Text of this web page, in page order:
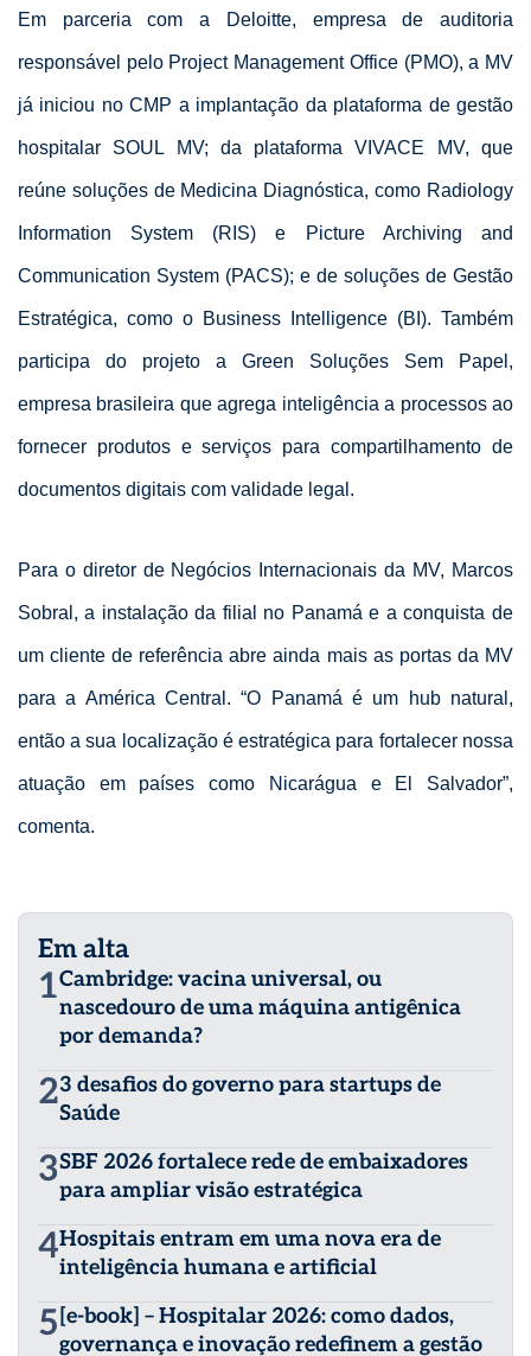
Em parceria com a Deloitte, empresa de auditoria
responsável pelo Project Management Office (PMO), a MV
já iniciou no CMP a implantação da plataforma de gestão
hospitalar SOUL MV; da plataforma VIVACE MV, que
reúne soluções de Medicina Diagnóstica, como Radiology
Information System (RIS) e Picture Archiving and
Communication System (PACS); e de soluções de Gestão
Estratégica, como o Business Intelligence (BI). Também
participa do projeto a Green Soluções Sem Papel,
empresa brasileira que agrega inteligência a processos ao
fornecer produtos e serviços para compartilhamento de
documentos digitais com validade legal.
Para o diretor de Negócios Internacionais da MV, Marcos
Sobral, a instalação da filial no Panamá e a conquista de
um cliente de referência abre ainda mais as portas da MV
para a América Central. “O Panamá é um hub natural,
então a sua localização é estratégica para fortalecer nossa
atuação em países como Nicarágua e El Salvador”,
comenta.
Em alta
1Cambridge: vacina universal, ou
nascedouro de uma máquina antigênica
por demanda?
23 desafios do governo para startups de
Saúde
3SBF 2026 fortalece rede de embaixadores
para ampliar visão estratégica
4Hospitais entram em uma nova era de
inteligência humana e artificial
5 [e-book] – Hospitalar 2026: como dados,
governança e inovação redefinem a gestão